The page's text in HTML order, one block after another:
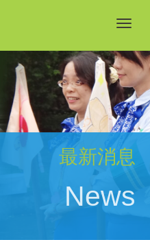
最新消息
News